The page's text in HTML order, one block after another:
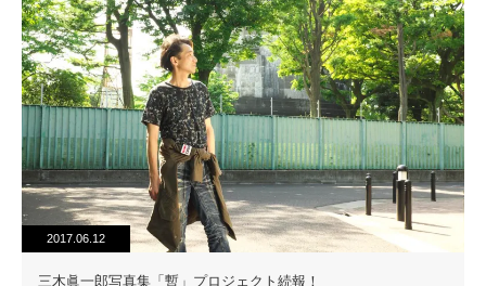
2017.06.12
三木眞一郎写真集「暫」プロジェクト続報！